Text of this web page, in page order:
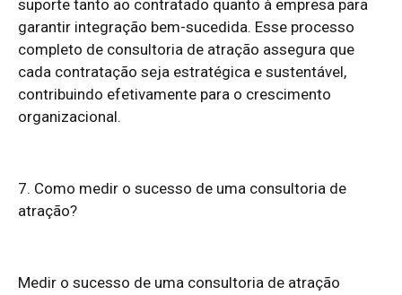
suporte tanto ao contratado quanto à empresa para
garantir integração bem-sucedida. Esse processo
completo de consultoria de atração assegura que
cada contratação seja estratégica e sustentável,
contribuindo efetivamente para o crescimento
organizacional.
7. Como medir o sucesso de uma consultoria de
atração?
Medir o sucesso de uma consultoria de atração